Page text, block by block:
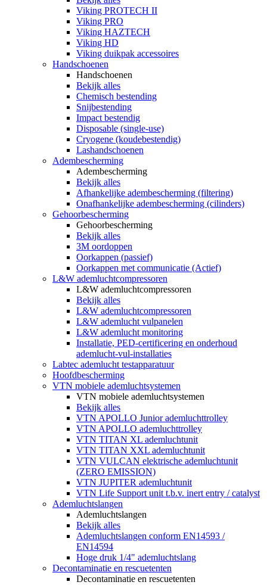
Viking PROTECH II
Viking PRO
Viking HAZTECH
Viking HD
Viking duikpak accessoires
Handschoenen
Handschoenen
Bekijk alles
Chemisch bestending
Snijbestending
Impact bestendig
Disposable (single-use)
Cryogene (koudebestendig)
Lashandschoenen
Adembescherming
Adembescherming
Bekijk alles
Afhankelijke adembescherming (filtering)
Onafhankelijke adembescherming (cilinders)
Gehoorbescherming
Gehoorbescherming
Bekijk alles
3M oordoppen
Oorkappen (passief)
Oorkappen met communicatie (Actief)
L&W ademluchtcompressoren
L&W ademluchtcompressoren
Bekijk alles
L&W ademluchtcompressoren
L&W ademlucht vulpanelen
L&W ademlucht monitoring
Installatie, PED-certificering en onderhoud
ademlucht-vul-installaties
Labtec ademlucht testapparatuur
Hoofdbescherming
VTN mobiele ademluchtsystemen
VTN mobiele ademluchtsystemen
Bekijk alles
VTN APOLLO Junior ademluchttrolley
VTN APOLLO ademluchttrolley
VTN TITAN XL ademluchtunit
VTN TITAN XXL ademluchtunit
VTN VULCAN elektrische ademluchtunit
(ZERO EMISSION)
VTN JUPITER ademluchtunit
VTN Life Support unit t.b.v. inert entry / catalyst
Ademluchtslangen
Ademluchtslangen
Bekijk alles
Ademluchtslangen conform EN14593 /
EN14594
Hoge druk 1/4" ademluchtslang
Decontaminatie en rescuetenten
Decontaminatie en rescuetenten